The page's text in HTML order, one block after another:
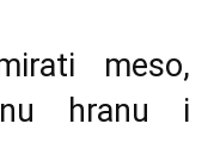
meso,
hranu i